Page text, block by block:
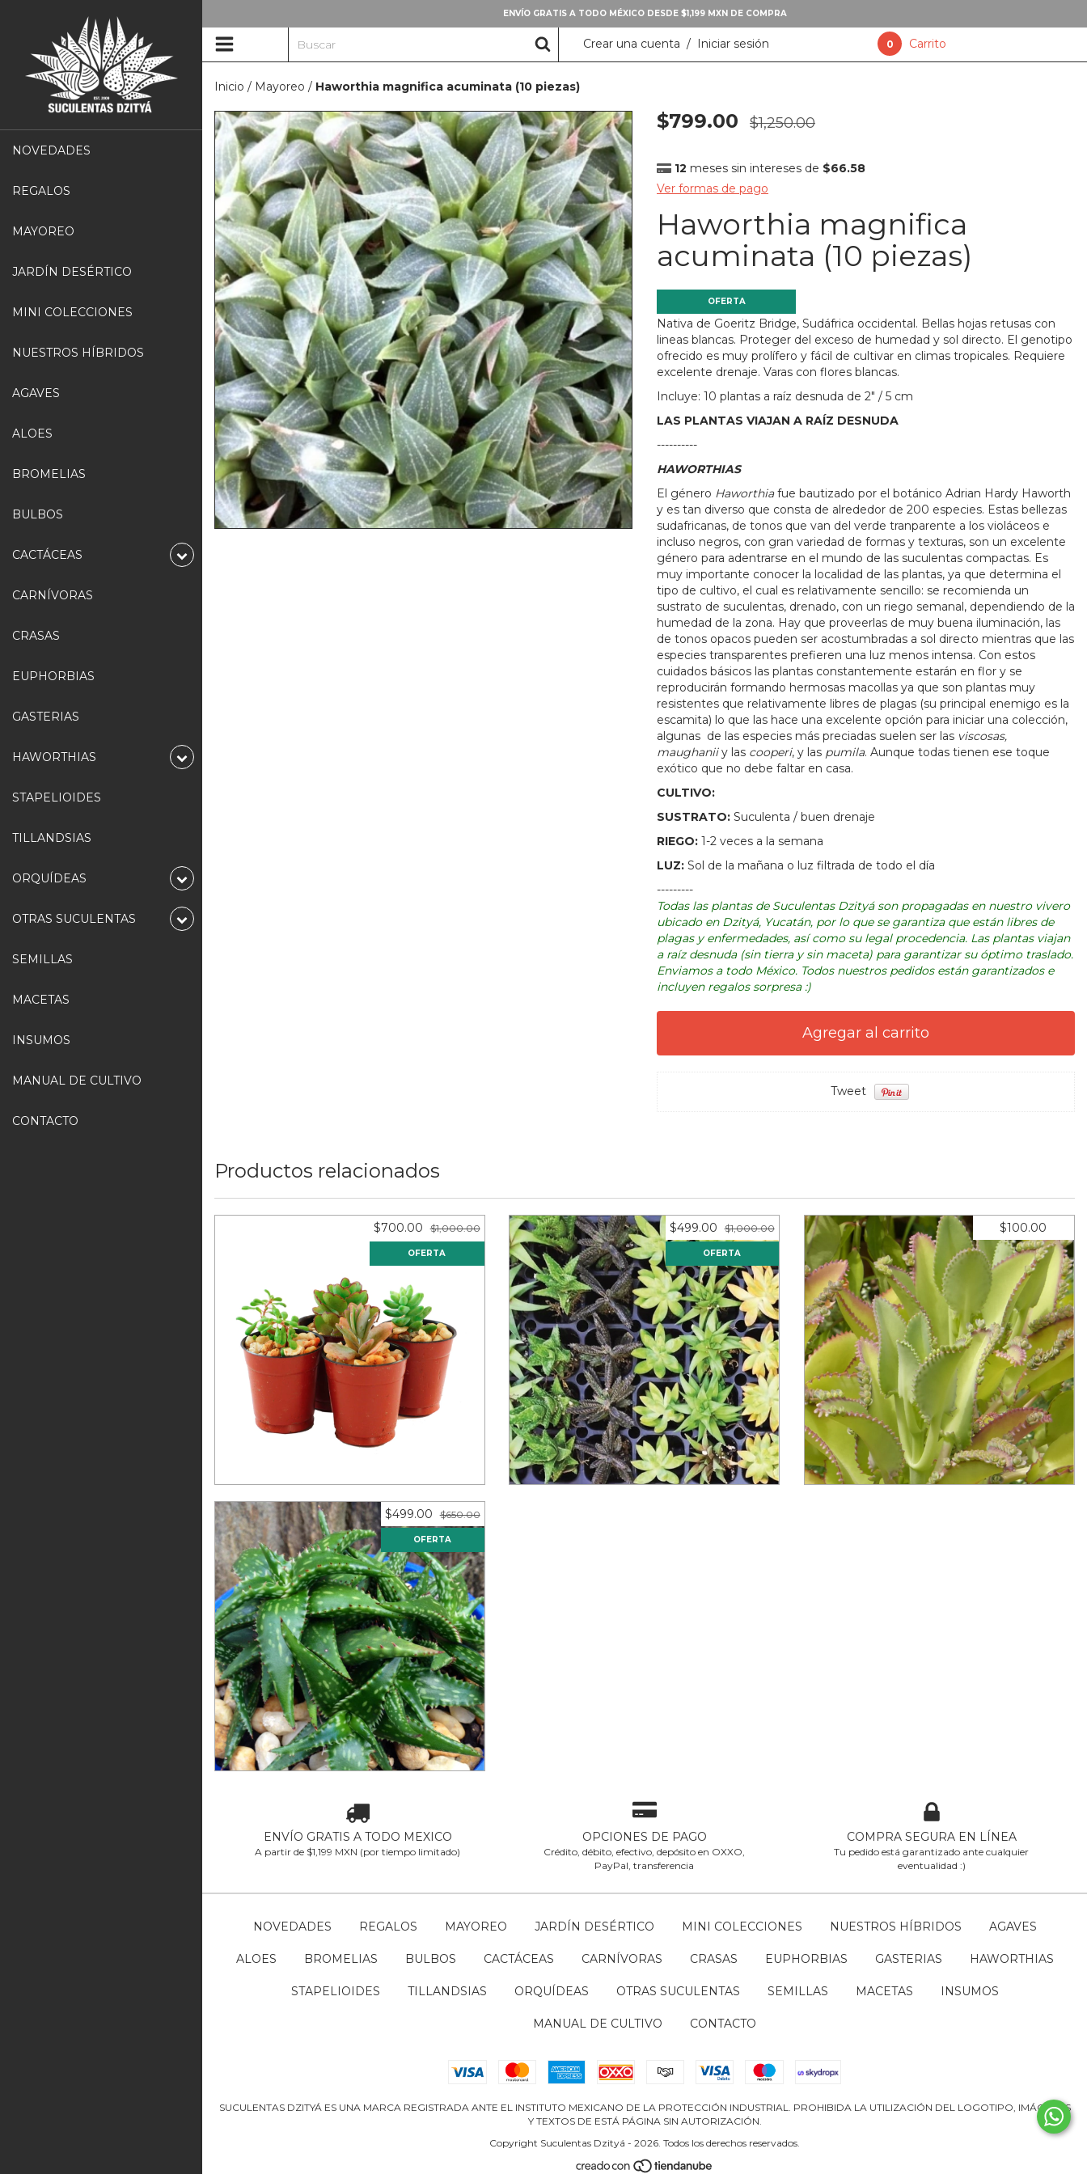
NOVEDADES
REGALOS
MAYOREO
JARDÍN DESÉRTICO
MINI COLECCIONES
NUESTROS HÍBRIDOS
AGAVES
ALOES
BROMELIAS
BULBOS
CACTÁCEAS
CARNÍVORAS
CRASAS
EUPHORBIAS
GASTERIAS
HAWORTHIAS
STAPELIOIDES
TILLANDSIAS
ORQUÍDEAS
OTRAS SUCULENTAS
SEMILLAS
MACETAS
INSUMOS
MANUAL DE CULTIVO
CONTACTO
ENVÍO GRATIS A TODO MÉXICO DESDE $1,199 MXN DE COMPRA
Crear una cuenta / Iniciar sesión 0 Carrito
Inicio / Mayoreo / Haworthia magnifica acuminata (10 piezas)
$799.00 $1,250.00
12 meses sin intereses de $66.58
Ver formas de pago
Haworthia magnifica
acuminata (10 piezas)
OFERTA
Nativa de Goeritz Bridge, Sudáfrica occidental. Bellas hojas retusas con
lineas blancas. Proteger del exceso de humedad y sol directo. El genotipo
ofrecido es muy prolífero y fácil de cultivar en climas tropicales. Requiere
excelente drenaje. Varas con flores blancas.
Incluye: 10 plantas a raíz desnuda de 2" / 5 cm
LAS PLANTAS VIAJAN A RAÍZ DESNUDA
----------
HAWORTHIAS
El género Haworthiafue bautizado por el botánico Adrian Hardy Haworth
y es tan diverso que consta de alrededor de 200 especies. Estas bellezas
sudafricanas, de tonos que van del verde tranparente a los violáceos e
incluso negros, con gran variedad de formas y texturas, son un excelente
género para adentrarse en el mundo de las suculentas compactas. Es
muy importante conocer la localidad de las plantas, ya que determina el
tipo de cultivo, el cual es relativamente sencillo: se recomienda un
sustrato de suculentas, drenado, con un riego semanal, dependiendo de la
humedad de la zona. Hay que proveerlas de muy buena iluminación, las
de tonos opacos pueden ser acostumbradas a sol directo mientras que las
especies transparentes prefieren una luz menos intensa. Con estos
cuidados básicos las plantas constantemente estarán en flor y se
reproducirán formando hermosas macollas ya que son plantas muy
resistentes que relativamente libres de plagas (su principal enemigo es la
escamita) lo que las hace una excelente opción para iniciar una colección,
algunas de las especies más preciadas suelen ser las viscosas,
maughaniiy las cooperi, y las pumila. Aunque todas tienen ese toque
exótico que no debe faltar en casa.
CULTIVO:
SUSTRATO: Suculenta / buen drenaje
RIEGO: 1-2 veces a la semana
LUZ: Sol de la mañana o luz filtrada de todo el día
---------
Todas las plantas de Suculentas Dzityá son propagadas en nuestro vivero
ubicado en Dzityá, Yucatán, por lo que se garantiza que están libres de
plagas y enfermedades, así como su legal procedencia. Las plantas viajan
a raíz desnuda (sin tierra y sin maceta) para garantizar su óptimo traslado.
Enviamos a todo México. Todos nuestros pedidos están garantizados e
incluyen regalos sorpresa :)
Tweet
Productos relacionados
$700.00 $1,000.00
OFERTA
50 suculentas en maceta de 2"
12 meses sin intereses de$58.33
$499.00 $1,000.00
OFERTA
50 suculentas surtidas de 2"
12meses sin intereses de$41.58
$100.00
Kalanchoe laetivirens (10 piezas)
11meses sin intereses de$9.09
$499.00 $650.00
OFERTA
Aloe jucunda (10 piezas)
12meses sin intereses de$41.58
ENVÍO GRATIS A TODO MEXICO
A partir de $1,199 MXN (por tiempo limitado)
OPCIONES DE PAGO
Crédito, débito, efectivo, depósito en OXXO,
PayPal, transferencia
COMPRA SEGURA EN LÍNEA
Tu pedido está garantizado ante cualquier
eventualidad :)
NOVEDADES REGALOS MAYOREO JARDÍN DESÉRTICO MINI COLECCIONES NUESTROS HÍBRIDOS AGAVES
ALOES BROMELIAS BULBOS CACTÁCEAS CARNÍVORAS CRASAS EUPHORBIAS GASTERIAS HAWORTHIAS
STAPELIOIDES TILLANDSIAS ORQUÍDEAS OTRAS SUCULENTAS SEMILLAS MACETAS INSUMOS
MANUAL DE CULTIVO CONTACTO
SUCULENTAS DZITYÁ ES UNA MARCA REGISTRADA ANTE EL INSTITUTO MEXICANO DE LA PROTECCIÓN INDUSTRIAL. PROHIBIDA LA UTILIZACIÓN DEL LOGOTIPO, IMÁGENES
Y TEXTOS DE ESTÁ PÁGINA SIN AUTORIZACIÓN.
Copyright Suculentas Dzityá - 2026. Todos los derechos reservados.